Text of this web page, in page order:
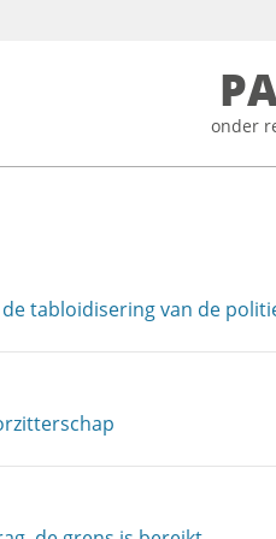
onder
tabloidisering van de